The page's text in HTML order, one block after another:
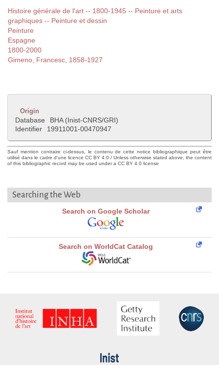
Histoire générale de l'art -- 1800-1945 -- Peinture et arts
graphiques -- Peinture et dessin
Peinture
Espagne
1800-2000
Gimeno, Francesc, 1858-1927
Origin
Database
BHA (Inist-CNRS/GRI)
Identifier
19911001-00470947
Sauf mention contraire ci-dessus, le contenu de cette notice bibliographique peut être
utilisé dans le cadre d'une licence CC BY 4.0 / Unless otherwise stated above, the content
of this bibliographic record may be used under a CC BY 4.0 license
Searching the Web
Search on Google Scholar
Search on WorldCat Catalog